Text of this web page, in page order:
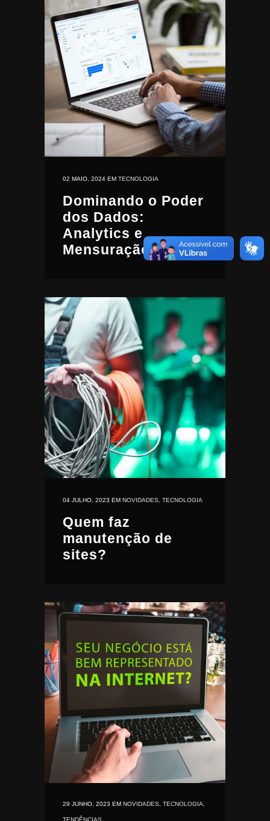
02 MAIO, 2024 EM TECNOLOGIA
Dominando o Poder
dos Dados:
Analytics e
Mensuração
04 JULHO, 2023 EM NOVIDADES TECNOLOGIA
Quem faz
manutenção de
sites?
29 JUNHO, 2023 EM NOVIDADES TECNOLOGIA
TENDÊNCIAS